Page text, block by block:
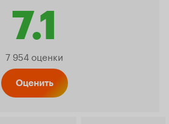
7.1
7 954 оценки
Оценить